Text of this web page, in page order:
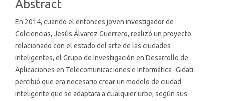
Abstract
En 2014, cuando el entonces joven investigador de
Colciencias, Jesús Álvarez Guerrero, realizó un proyecto
relacionado con el estado del arte de las ciudades
inteligentes, el Grupo de Investigación en Desarrollo de
Aplicaciones en Telecomunicaciones e Informática -Gidati-
percibió que era necesario crear un modelo de ciudad
inteligente que se adaptara a cualquier urbe, según sus